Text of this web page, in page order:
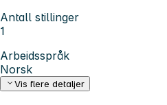
Antall stillinger
1
Arbeidsspråk
Norsk
Vis flere detaljer